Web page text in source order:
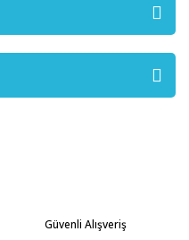
Güvenli Alışveriş